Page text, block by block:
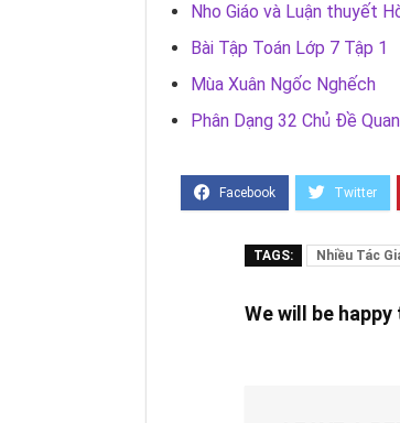
Nho Giáo và Luận thuyết
Bài Tập Toán Lớp 7 Tập 1
Mùa Xuân Ngốc Nghếch
Phân Dạng 32 Chủ Đề
TAGS: Nhiều Tác
We will be